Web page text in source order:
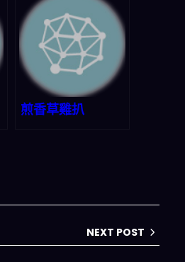
煎香草雞扒
NEXT POST